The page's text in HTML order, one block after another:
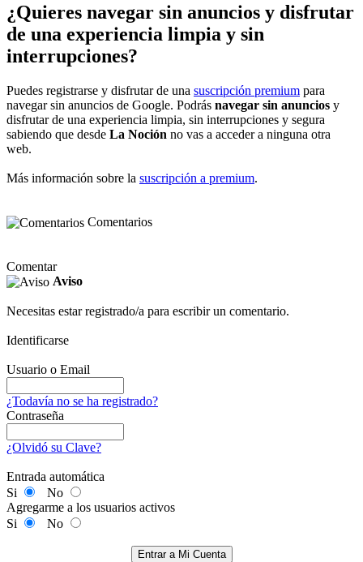
¿Quieres navegar sin anuncios y disfrutar
de una experiencia limpia y sin
interrupciones?
Puedes registrarse y disfrutar de una suscripción premium para
navegar sin anuncios de Google. Podrás navegar sin anuncios y
disfrutar de una experiencia limpia, sin interrupciones y segura
sabiendo que desde La Noción no vas a acceder a ninguna otra
web.
Más información sobre la suscripción a premium.
Comentarios
Comentar
Aviso
Necesitas estar registrado/a para escribir un comentario.
Identificarse
Usuario o Email
¿Todavía no se ha registrado?
Contraseña
¿Olvidó su Clave?
Entrada automática
Si
No
Agregarme a los usuarios activos
Si
No
Entrar a Mi Cuenta